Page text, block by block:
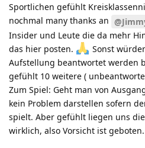
Sportlichen gefühlt
nochmal many thanks an
Insider und Leute die da mehr
das hier posten.
Sonst
Aufstellung beantwortet werden
gefühlt 10 weitere (
Zum Spiel: Geht man von
kein Problem darstellen sofern
spielt. Aber gefühlt liegen uns
wirklich, also Vorsicht ist geboten.